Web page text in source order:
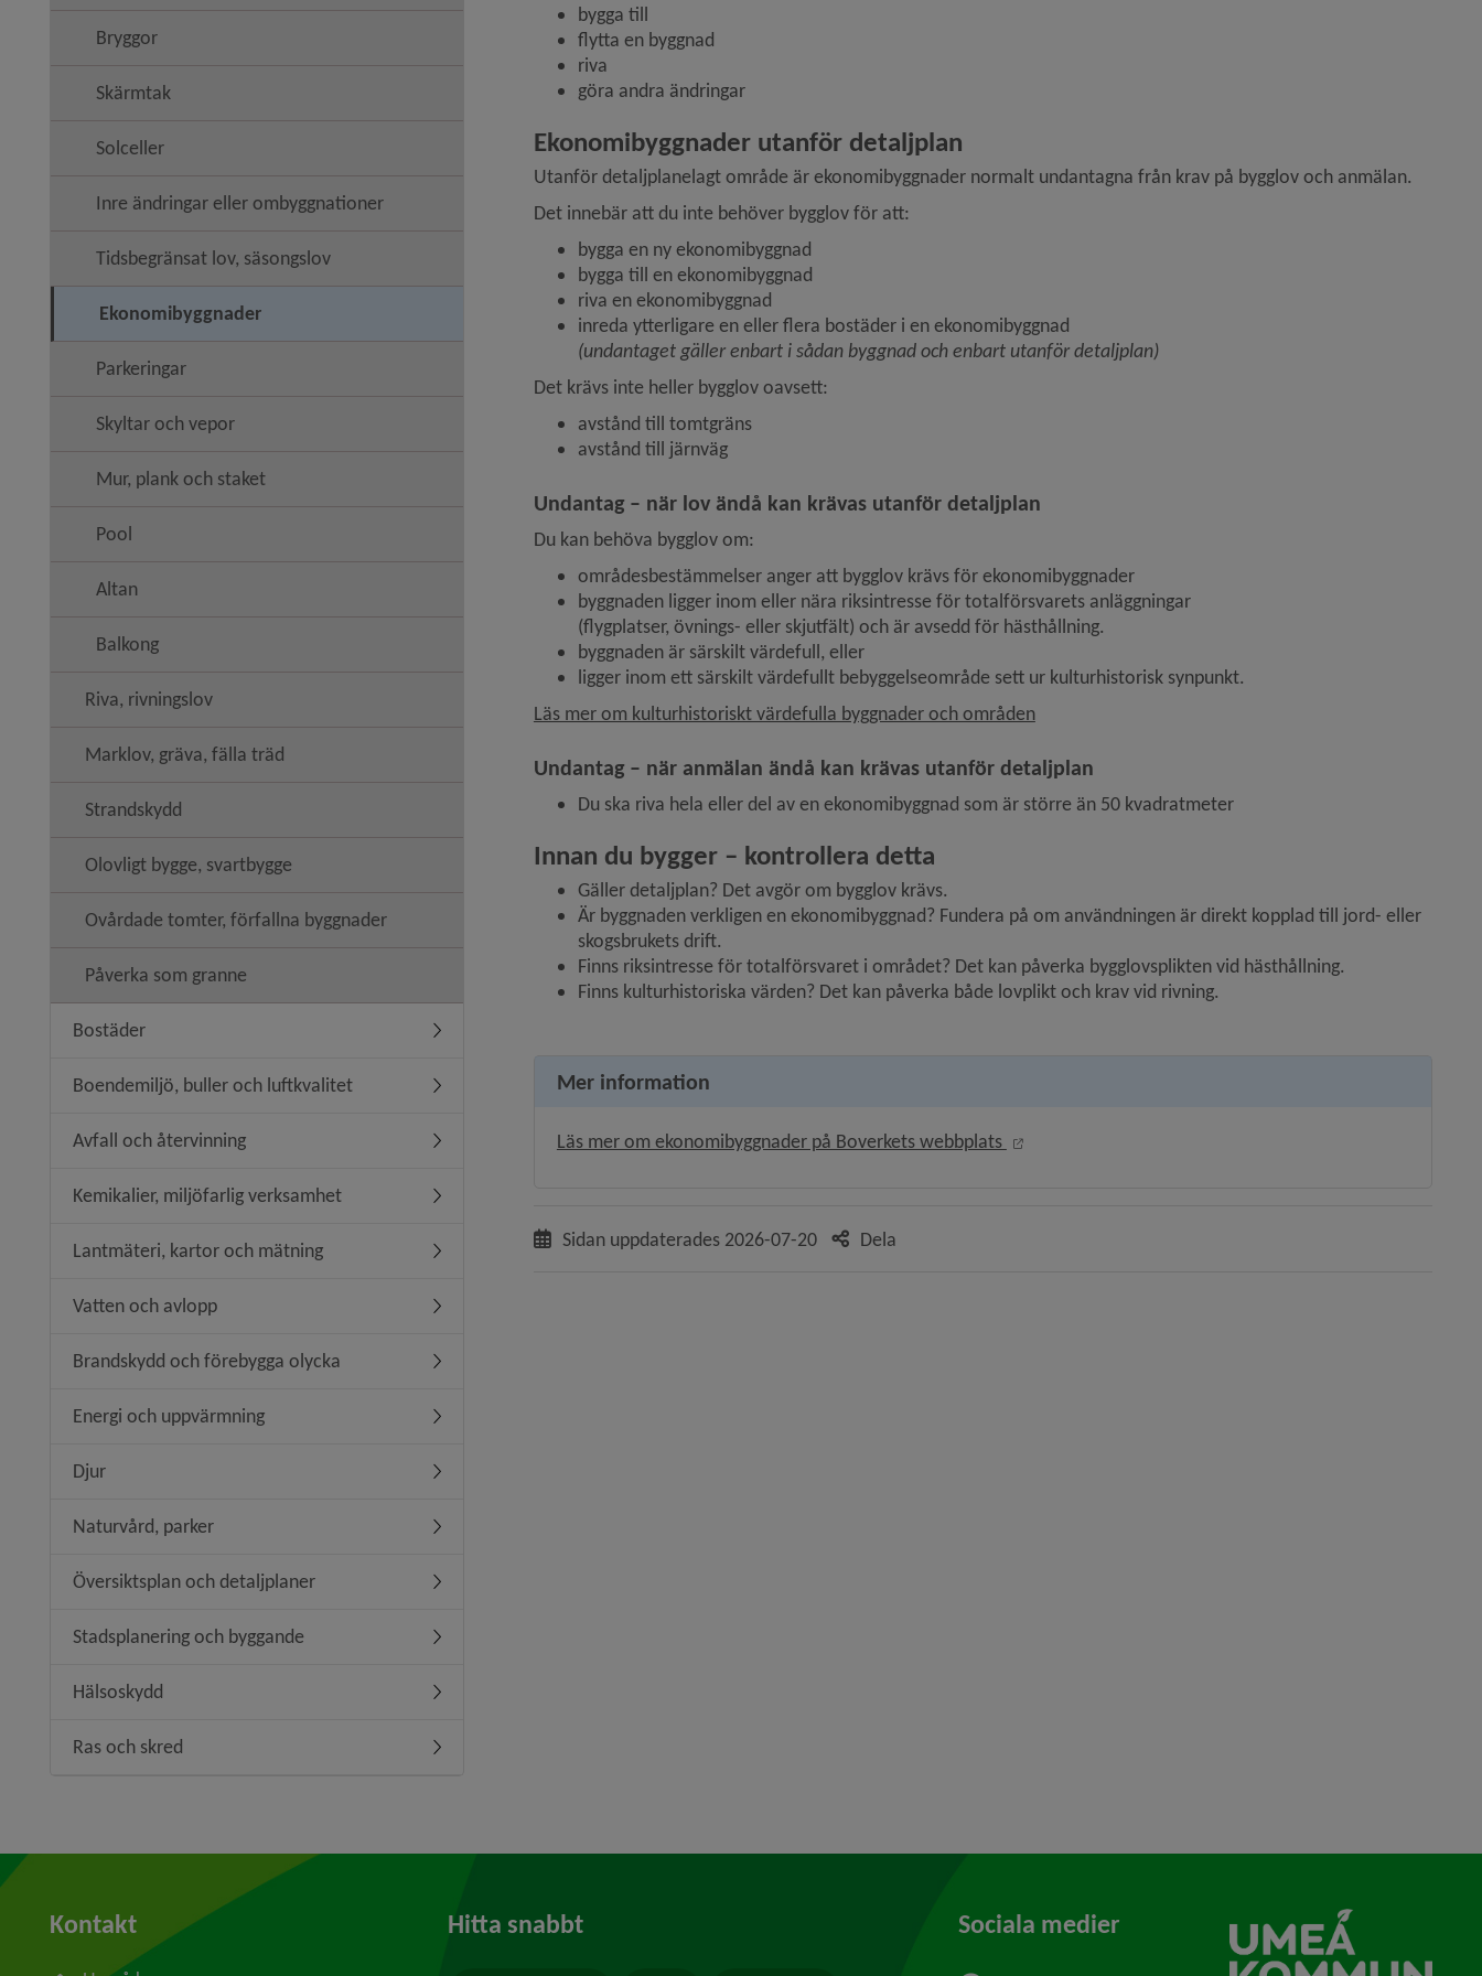
Bryggor
Skärmtak
Solceller
Inre ändringar eller ombyggnationer
Tidsbegränsat lov, säsongslov
Ekonomibyggnader
Parkeringar
Skyltar och vepor
Mur, plank och staket
Pool
Altan
Balkong
Riva, rivningslov
Marklov, gräva, fälla träd
Strandskydd
Olovligt bygge, svartbygge
Ovårdade tomter, förfallna byggnader
Påverka som granne
Bostäder Undermeny för Bostäder
Boendemiljö, buller och luftkvalitet Undermeny för Boendemiljö, buller och luftkvalitet
Avfall och återvinning Undermeny för Avfall och återvinning
Kemikalier, miljöfarlig verksamhet Undermeny för Kemikalier, miljöfarlig verksamhet
Lantmäteri, kartor och mätning Undermeny för Lantmäteri, kartor och mätning
Vatten och avlopp Undermeny för Vatten och avlopp
Brandskydd och förebygga olycka Undermeny för Brandskydd och förebygga olycka
Energi och uppvärmning Undermeny för Energi och uppvärmning
Djur Undermeny för Djur
Naturvård, parker Undermeny för Naturvård, parker
Översiktsplan och detaljplaner Undermeny för Översiktsplan och detaljplaner
Stadsplanering och byggande Undermeny för Stadsplanering och byggande
Hälsoskydd Undermeny för Hälsoskydd
Ras och skred Undermeny för Ras och skred
bygga till
flytta en byggnad
riva
göra andra ändringar
Ekonomibyggnader utanför detaljplan
Utanför detaljplanelagt område är ekonomibyggnader normalt undantagna från krav på bygglov och anmälan.
Det innebär att du inte behöver bygglov för att:
bygga en ny ekonomibyggnad
bygga till en ekonomibyggnad
riva en ekonomibyggnad
inreda ytterligare en eller flera bostäder i en ekonomibyggnad
(undantaget gäller enbart i sådan byggnad och enbart utanför detaljplan)
Det krävs inte heller bygglov oavsett:
avstånd till tomtgräns
avstånd till järnväg
Undantag – när lov ändå kan krävas utanför detaljplan
Du kan behöva bygglov om:
områdesbestämmelser anger att bygglov krävs för ekonomibyggnader
byggnaden ligger inom eller nära riksintresse för totalförsvarets anläggningar
(flygplatser, övnings- eller skjutfält) och är avsedd för hästhållning.
byggnaden är särskilt värdefull, eller
ligger inom ett särskilt värdefullt bebyggelseområde sett ur kulturhistorisk synpunkt.
Läs mer om kulturhistoriskt värdefulla byggnader och områden
Undantag – när anmälan ändå kan krävas utanför detaljplan
Du ska riva hela eller del av en ekonomibyggnad som är större än 50 kvadratmeter
Innan du bygger – kontrollera detta
Gäller detaljplan? Det avgör om bygglov krävs.
Är byggnaden verkligen en ekonomibyggnad? Fundera på om användningen är direkt kopplad till jord- eller
skogsbrukets drift.
Finns riksintresse för totalförsvaret i området? Det kan påverka bygglovsplikten vid hästhållning.
Finns kulturhistoriska värden? Det kan påverka både lovplikt och krav vid rivning.
Mer information
Läs mer om ekonomibyggnader på Boverkets webbplats Länk till annan webbplats, öppnas i nytt fönster.
Sidan uppdaterades 2026-07-20 Dela
Kontakt Hitta snabbt Sociala medier